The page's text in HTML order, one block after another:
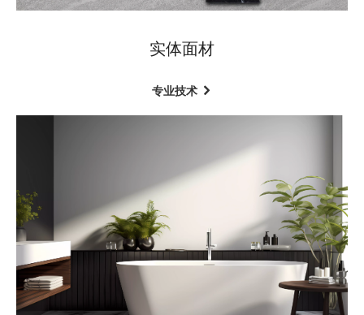
实体面材
专业技术